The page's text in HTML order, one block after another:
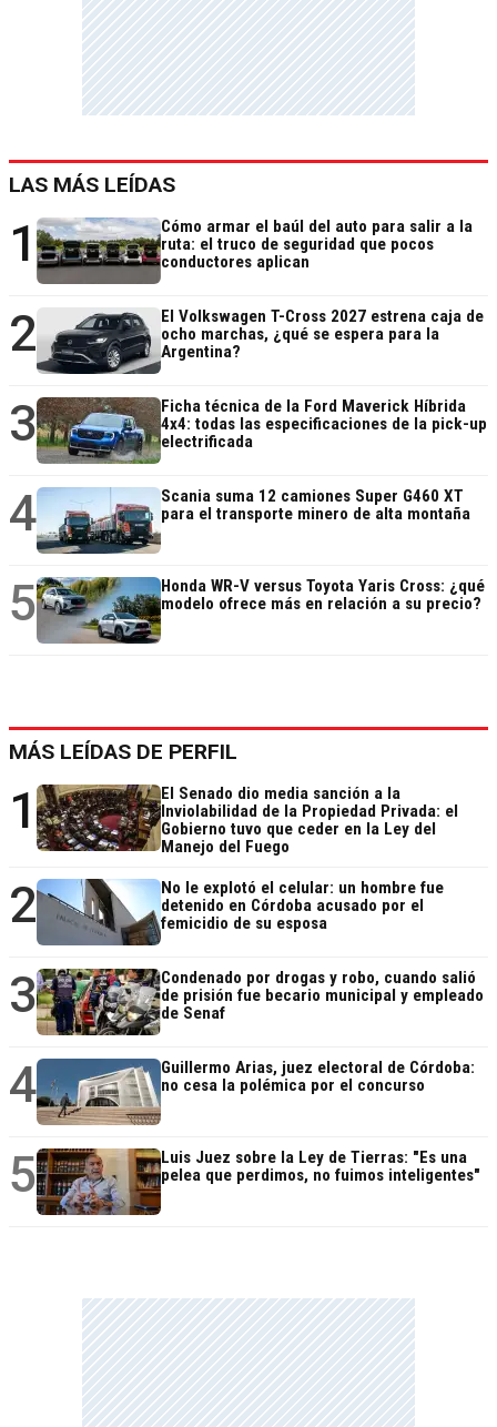
LAS MÁS LEÍDAS
1
Cómo armar el baúl del auto para salir a la
ruta: el truco de seguridad que pocos
conductores aplican
2
El Volkswagen T-Cross 2027 estrena caja de
ocho marchas, ¿qué se espera para la
Argentina?
3
Ficha técnica de la Ford Maverick Híbrida
4x4: todas las especificaciones de la pick-up
electrificada
4
Scania suma 12 camiones Super G460 XT
para el transporte minero de alta montaña
5
Honda WR-V versus Toyota Yaris Cross: ¿qué
modelo ofrece más en relación a su precio?
MÁS LEÍDAS DE PERFIL
1
El Senado dio media sanción a la
Inviolabilidad de la Propiedad Privada: el
Gobierno tuvo que ceder en la Ley del
Manejo del Fuego
2
No le explotó el celular: un hombre fue
detenido en Córdoba acusado por el
femicidio de su esposa
3
Condenado por drogas y robo, cuando salió
de prisión fue becario municipal y empleado
de Senaf
4
Guillermo Arias, juez electoral de Córdoba:
no cesa la polémica por el concurso
5
Luis Juez sobre la Ley de Tierras: "Es una
pelea que perdimos, no fuimos inteligentes"